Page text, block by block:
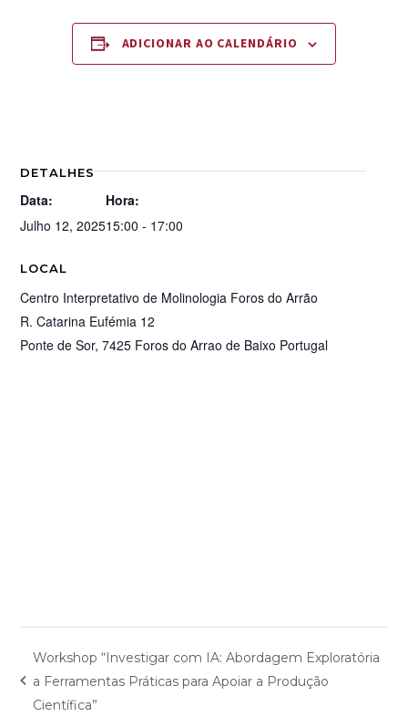
ADICIONAR AO CALENDÁRIO
DETALHES
Data:
Julho 12, 2025
Hora:
15:00 - 17:00
LOCAL
Centro Interpretativo de Molinologia Foros do Arrão
R. Catarina Eufémia 12
Ponte de Sor, 7425 Foros do Arrao de Baixo Portugal
Workshop “Investigar com IA: Abordagem Exploratória
a Ferramentas Práticas para Apoiar a Produção
Científica”